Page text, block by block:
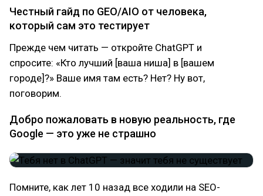
Честный гайд по GEO/AIO от человека,
который сам это тестирует
Прежде чем читать — откройте ChatGPT и
спросите: «Кто лучший [ваша ниша] в [вашем
городе]?» Ваше имя там есть? Нет? Ну вот,
поговорим.
Добро пожаловать в новую реальность, где
Google — это уже не страшно
Помните, как лет 10 назад все ходили на SEO-